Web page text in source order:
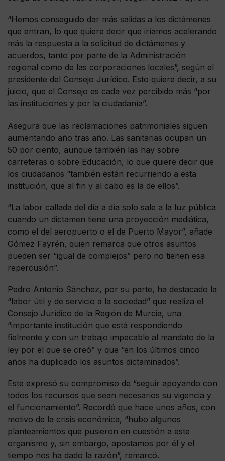
“Hemos conseguido dar más salidas a los dictámenes
que entran, lo que quiere decir que iríamos acelerando
más la respuesta a la solicitud de dictámenes y
acuerdos, tanto por parte de la Administración
regional como de las corporaciones locales”, según el
presidente del Consejo Jurídico. Esto quiere decir, a su
juicio, que el Consejo es cada vez percibido más “por
las instituciones y por la ciudadanía”.
Asegura que las reclamaciones patrimoniales siguen
aumentando año tras año. Las sanitarias ocupan un
50 por ciento, aunque también las hay sobre
carreteras o sobre Educación, lo que quiere decir que
los ciudadanos “también están recurriendo a esta
institución, que al fin y al cabo es la de ellos”.
“La labor callada del día a día solo sale a la luz pública
cuando un dictamen tiene una proyección mediática,
como el del aeropuerto o el de Puerto Mayor”, añade
Gómez Fayrén, quien remarca que otros asuntos
pueden ser “igual de complejos” pero no tienen esa
repercusión”.
Pedro Antonio Sánchez, por su parte, ha destacado la
“labor útil y de servicio a la sociedad” que realiza el
Consejo Jurídico de la Región de Murcia, una
“importante institución que está respondiendo
fielmente y con un trabajo impecable al mandato de la
ley por el que se creó” y que “en los últimos cinco
años ha duplicado los asuntos dictaminados”.
Este expresó su compromiso de “seguir apoyando con
todos los recursos que sean necesarios su vigencia y
el funcionamiento”. Recordó que hace unos años, con
motivo de la crisis económica, “hubo algunos
planteamientos que pusieron en cuestión a este
organismo y, sin embargo, apostamos por él y el
tiempo nos ha dado la razón”, remarcó.